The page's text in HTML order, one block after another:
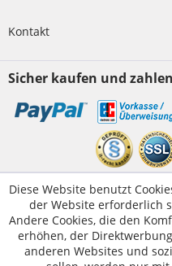
Kontakt
Sicher kaufen und zahlen
Kundenservice
Servicetelefon:05223-
E-Mail:kontakt@tuer-und-
Diese Website benutzt
der Website erforderlich
Andere Cookies, die den
erhöhen, der
anderen Websites und